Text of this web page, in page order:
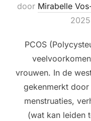
door Mirabelle
2025
PCOS
vrouwen. In de
gekenmerkt
menstruaties,
(wat kan leiden